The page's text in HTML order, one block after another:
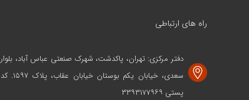
راه های ارتباطی
دفتر مرکزی: تهران، پاکدشت، شهرک صنعتی عباس آباد، بلوار
سعدی، خیابان یکم بوستان خیابان عقاب، پلاک ۱۵۹۷. کد
پستی ۳۳۹۳۱۷۷۹۶۹